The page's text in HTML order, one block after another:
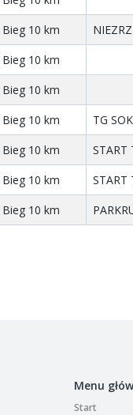
Bieg 10 km
Bieg 10 km
Bieg 10 km
Bieg 10 km TG
Bieg 10 km START
Bieg 10 km START
Bieg 10 km
Menu
Start